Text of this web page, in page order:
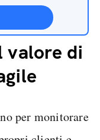
valore di
per monitorare